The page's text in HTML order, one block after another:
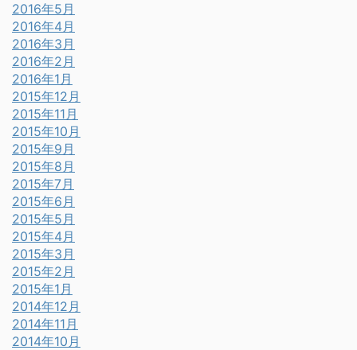
2016年5月
2016年4月
2016年3月
2016年2月
2016年1月
2015年12月
2015年11月
2015年10月
2015年9月
2015年8月
2015年7月
2015年6月
2015年5月
2015年4月
2015年3月
2015年2月
2015年1月
2014年12月
2014年11月
2014年10月